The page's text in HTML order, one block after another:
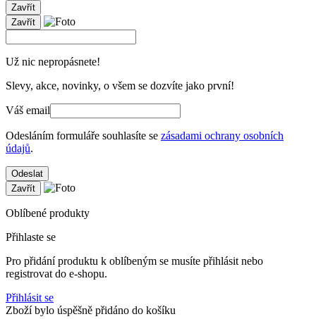
Zavřít
Zavřít
Už nic nepropásnete!
Slevy, akce, novinky, o všem se dozvíte jako první!
Váš email
Odesláním formuláře souhlasíte se zásadami ochrany osobních
údajů.
Odeslat
Zavřít
Oblíbené produkty
Přihlaste se
Pro přidání produktu k oblíbeným se musíte přihlásit nebo
registrovat do e-shopu.
Přihlásit se
Zboží bylo úspěšně přidáno do košíku